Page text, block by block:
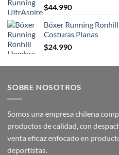
$44.990
Bóxer Running
Costuras Planas
$24.990
SOBRE NOSOTROS
Somos una empresa chilena
productos de calidad, con
venta eficaz enfocado en
deportistas.